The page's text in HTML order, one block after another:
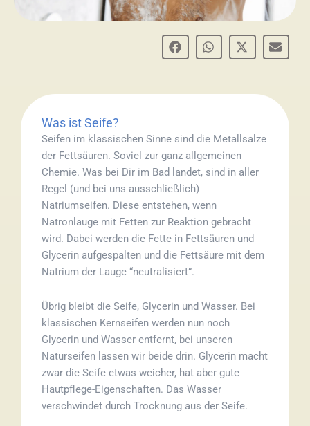
Was ist Seife?
Seifen im klassischen Sinne sind die Metallsalze
der Fettsäuren. Soviel zur ganz allgemeinen
Chemie. Was bei Dir im Bad landet, sind in aller
Regel (und bei uns ausschließlich)
Natriumseifen. Diese entstehen, wenn
Natronlauge mit Fetten zur Reaktion gebracht
wird. Dabei werden die Fette in Fettsäuren und
Glycerin aufgespalten und die Fettsäure mit dem
Natrium der Lauge “neutralisiert”.
Übrig bleibt die Seife, Glycerin und Wasser. Bei
klassischen Kernseifen werden nun noch
Glycerin und Wasser entfernt, bei unseren
Naturseifen lassen wir beide drin. Glycerin macht
zwar die Seife etwas weicher, hat aber gute
Hautpflege-Eigenschaften. Das Wasser
verschwindet durch Trocknung aus der Seife.